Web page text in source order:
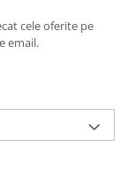
cele oferite pe
email.